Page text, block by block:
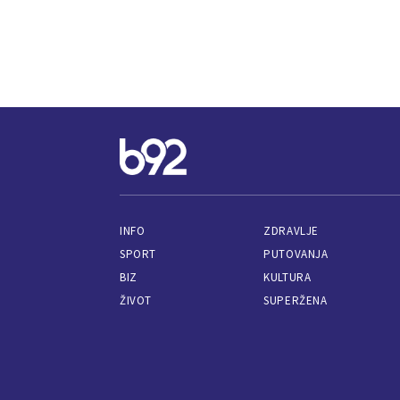
INFO
SPORT
BIZ
ŽIVOT
ZDRAVLJE
PUTOVANJA
KULTURA
SUPERŽENA